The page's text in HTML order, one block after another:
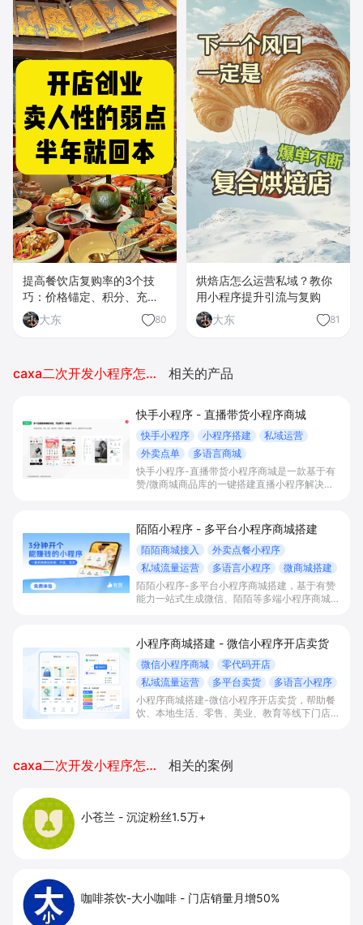
提高餐饮店复购率的3个技
巧：价格锚定、积分、充值
券 大东 80
烘焙店怎么运营私域？教你
用小程序提升引流与复购
大东
81
caxa二次开发小程序怎么安装不上 相关的产品
快手小程序 - 直播带货小程序商城
快手小程序 小程序搭建
私域运营
外卖点单
多语言商城
快手小程序-直播带货小程序商城是一款基于有
赞/微商城商品库的一键搭建直播小程序解决方
短下单路径、沉淀私域会员并提升转化与复购。
陌陌小程序 - 多平台小程序商城搭建
陌陌商城接入
外卖点餐小程序
私域流量运营
多语言小程序
微商城搭建
陌陌小程序-多平台小程序商城搭建，基于有赞
能力一站式生成微信、陌陌等多端小程序商城，
复购增长。
小程序商城搭建 - 微信小程序开店卖货
微信小程序商城
零代码开店
私域流量运营
多平台卖货
多语言小程序
小程序商城搭建-微信小程序开店卖货，帮助餐
饮、本地生活、零售、美业、教育等线下门店及
caxa二次开发小程序怎么安装不上 相关的案例
小苍兰 - 沉淀粉丝1.5万+
咖啡茶饮-大小咖啡 - 门店销量月增50%